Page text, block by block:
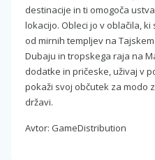
destinacije in ti omogoča
lokacijo. Obleci jo v oblačila,
od mirnih templjev na
Dubaju in tropskega raja na
dodatke in pričeske, uživaj v
pokaži svoj občutek za modo
državi.
Avtor: GameDistribution